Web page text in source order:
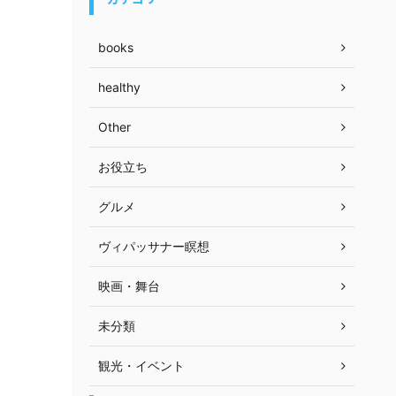
books
healthy
Other
お役立ち
グルメ
ヴィパッサナー瞑想
映画・舞台
未分類
観光・イベント